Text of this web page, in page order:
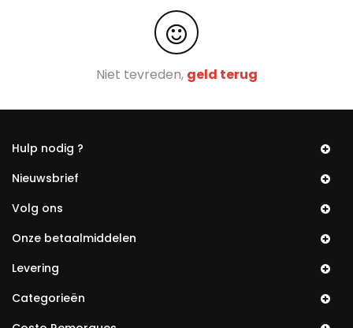
Niet tevreden, geld terug
Hulp nodig ?
Nieuwsbrief
Volg ons
Onze betaalmiddelen
Levering
Categorieën